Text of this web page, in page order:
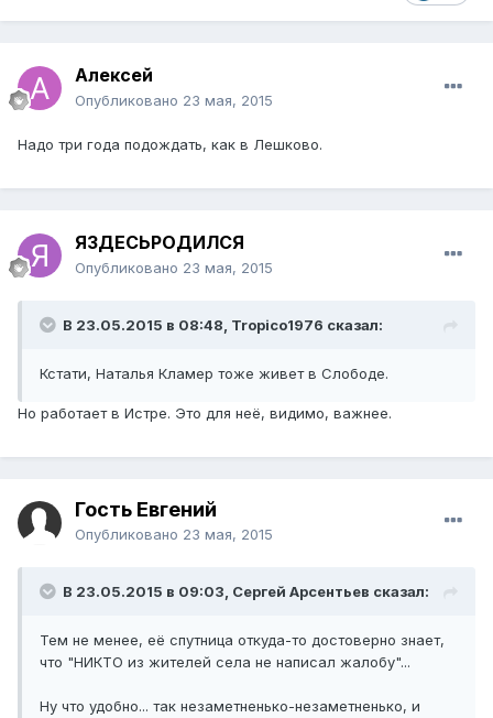
Алексей
Опубликовано 23 мая, 2015
Надо три года подождать, как в Лешково.
ЯЗДЕСЬРОДИЛСЯ
Опубликовано 23 мая, 2015
В 23.05.2015 в 08:48, Tropico1976 сказал:
Кстати, Наталья Кламер тоже живет в Слободе.
Но работает в Истре. Это для неё, видимо, важнее.
Гость Евгений
Опубликовано 23 мая, 2015
В 23.05.2015 в 09:03, Сергей Арсентьев сказал:
Тем не менее, её спутница откуда-то достоверно знает,
что "НИКТО из жителей села не написал жалобу"...
Ну что удобно... так незаметненько-незаметненько, и